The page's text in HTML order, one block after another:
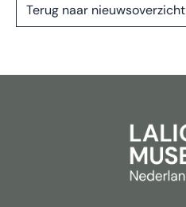
Terug naar nieuwsoverzicht